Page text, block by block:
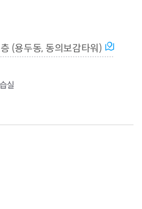
(용두동, 동의보감타워)
실